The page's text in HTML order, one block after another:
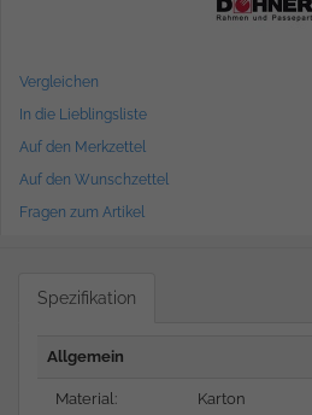
Vergleichen
In die Lieblingsliste
Auf den Merkzettel
Auf den Wunschzettel
Fragen zum Artikel
Spezifikation
Allgemein
Material: Karton